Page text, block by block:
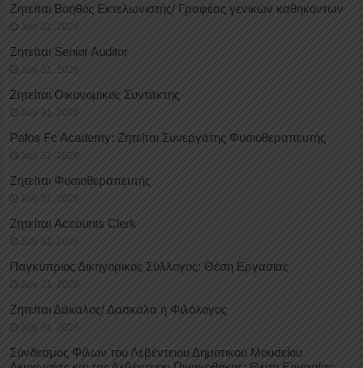
Ζητείται Βοηθός Εκτελωνιστής/ Γραφέας γενικών καθηκόντων
July 31, 2026
Ζητείται Senior Auditor
July 31, 2026
Ζητείται Οικονομικός Συντάκτης
July 31, 2026
Pafos Fc Academy: Ζητείται Συνεργάτης Φυσιοθεραπευτής
July 31, 2026
Ζητείται Φυσιοθεραπευτής
July 31, 2026
Ζητείται Accounts Clerk
July 31, 2026
Παγκύπριος Δικηγορικός Σύλλογος: Θέση Εργασίας
July 31, 2026
Ζητείται Δάκαλος/ Δασκάλα ή Φιλόλογος
July 31, 2026
Σύνδεσμος Φίλων του Λεβέντειου Δημοτικού Μουσείου